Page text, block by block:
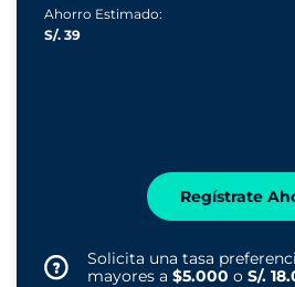
Ahorro Estimado:
S/. 39
Regístrate
Solicita una tasa
mayores a$5.000 oS/.